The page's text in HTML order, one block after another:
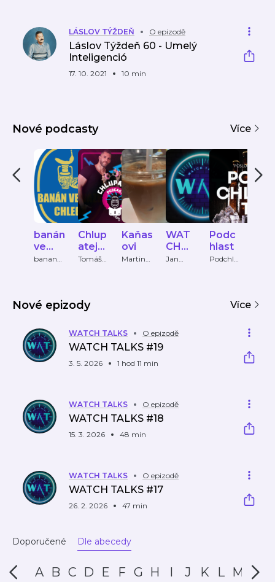
LÁSLOV TÝŽDEŇ O epizodě
Láslov Týždeň 60 - Umelý
Inteligenció
17. 10. 2021 10 min
Nové podcasty Více
banán
ve
váze,
banan
Chlup
atej
podc
Tomáš
Kaňas
ovi
Martin
WAT
CH
TALK
Jan
Podc
hlast
Podchla
Nové epizody Více
WATCH TALKS O epizodě
WATCH TALKS #19
3. 5. 2026 1 hod 11 min
WATCH TALKS O epizodě
WATCH TALKS #18
15. 3. 2026 48 min
WATCH TALKS O epizodě
WATCH TALKS #17
26. 2. 2026 47 min
Doporučené Dle abecedy
A B C D E F G H I J K L M N